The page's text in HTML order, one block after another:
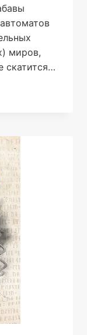
миров,
скатится…